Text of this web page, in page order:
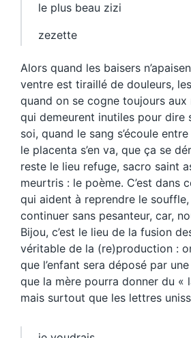
le plus beau zizi
zezette
Alors quand les baisers
ventre est tiraillé de douleurs,
quand on se cogne toujours
qui demeurent inutiles pour dire
soi, quand le sang s’écoule
le placenta s’en va, que ça se
reste le lieu refuge, sacro saint
meurtris : le poème. C’est dans
qui aident à reprendre le souffle,
continuer sans pesanteur, car,
Bijou, c’est le lieu de la fusion
véritable de la (re)production :
que l’enfant sera déposé par
que la mère pourra donner du «
mais surtout que les lettres